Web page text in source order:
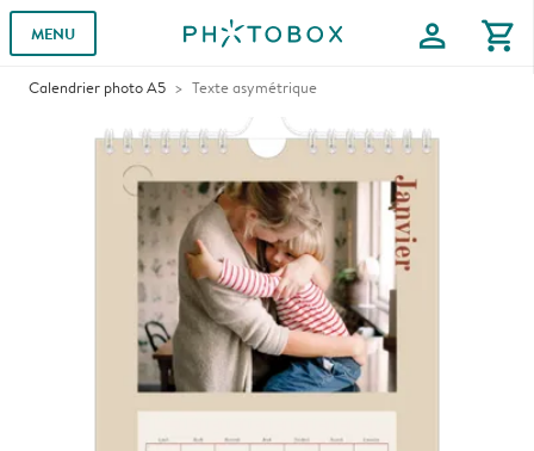
MENU profile shopping_cart
Calendrier photo A5 Texte asymétrique